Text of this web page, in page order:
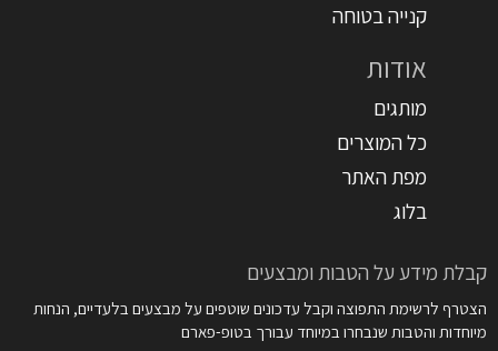
קנייה בטוחה
אודות
מותגים
כל המוצרים
מפת האתר
בלוג
קבלת מידע על הטבות ומבצעים
הצטרף לרשימת התפוצה וקבל עדכונים שוטפים על מבצעים בלעדיים, הנחות
מיוחדות והטבות שנבחרו במיוחד עבורך בטופ-פארם